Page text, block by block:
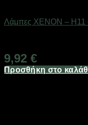
Λάμπες XENON – H11
9,92 €
Προσθήκη στο